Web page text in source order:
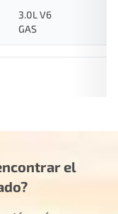
3.0L V6
GAS
el